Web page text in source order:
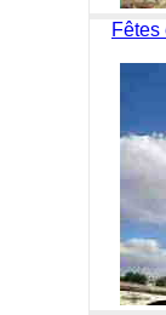
Fêtes